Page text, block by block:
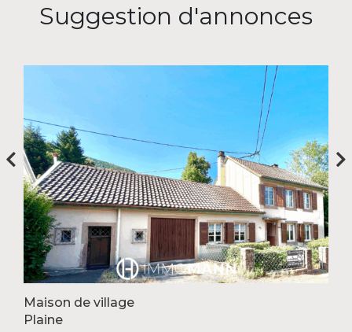
Suggestion d'annonces
Maison de village
Plaine